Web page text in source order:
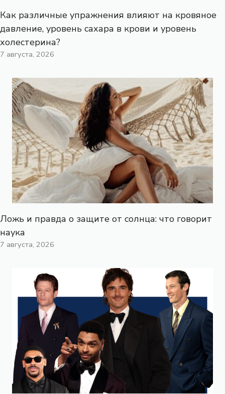
Как различные упражнения влияют на кровяное
давление, уровень сахара в крови и уровень
холестерина?
7 августа, 2026
Ложь и правда о защите от солнца: что говорит
наука
7 августа, 2026